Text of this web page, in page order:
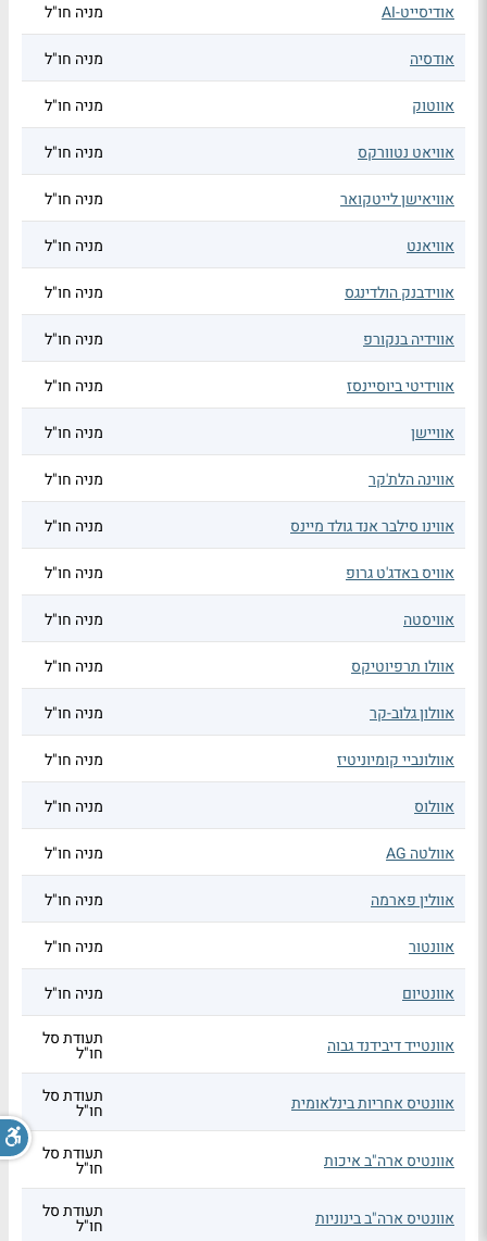
אודיסייט-AI מניה חו"ל
אודסיה מניה חו"ל
אווטוק מניה חו"ל
אוויאט נטוורקס מניה חו"ל
אוויאישן לייטקואר מניה חו"ל
אוויאנט מניה חו"ל
אווידבנק הולדינגס מניה חו"ל
אווידיה בנקורפ מניה חו"ל
אווידיטי ביוסיינסז מניה חו"ל
אוויישן מניה חו"ל
אווינה הלת'קר מניה חו"ל
אווינו סילבר אנד גולד מיינס מניה חו"ל
אוויס באדג'ט גרופ מניה חו"ל
אוויסטה מניה חו"ל
אוולו תרפיוטיקס מניה חו"ל
אוולון גלוב-קר מניה חו"ל
אוולונביי קומיוניטיז מניה חו"ל
אוולוס מניה חו"ל
אוולטה AG מניה חו"ל
אוולין פארמה מניה חו"ל
אוונטור מניה חו"ל
אוונטיום מניה חו"ל
אוונטייד דיבידנד גבוה תעודת סל
חו"ל
אוונטיס אחריות בינלאומית תעודת סל
חו"ל
אוונטיס ארה"ב איכות תעודת סל
חו"ל
אוונטיס ארה"ב בינוניות תעודת סל
חו"ל